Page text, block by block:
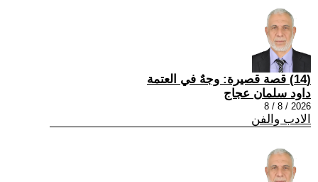
(14) قصة قصيرة: وجهٌ في العتمة
داود سلمان عجاج
2026 / 8 / 8
الادب والفن